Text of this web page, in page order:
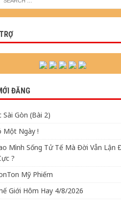
ĐĂNG
Sài Gòn (Bài 2)
Một Ngày !
Mình Sống Tử Tế Mà Đời Vẫn Lận
?
Mỹ Phiếm
Giới Hôm Hay 4/8/2026